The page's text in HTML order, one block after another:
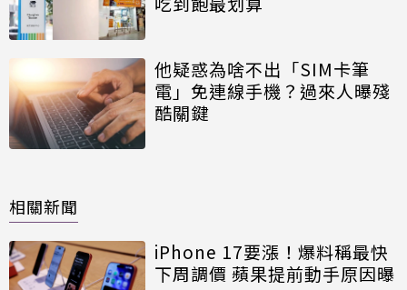
他疑惑為啥不出「SIM卡筆
電」免連線手機？過來人曝殘
酷關鍵
相關新聞
iPhone 17要漲！爆料稱最快
下周調價 蘋果提前動手原因曝